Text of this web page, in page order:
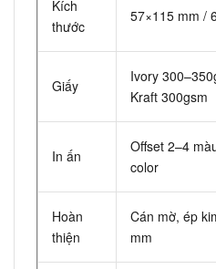
Kích
thước
57×115 mm /
Giấy
Ivory
Kraft 300gsm
In ấn
Offset 2–4
color
Hoàn
thiện
Cán mờ, ép
mm